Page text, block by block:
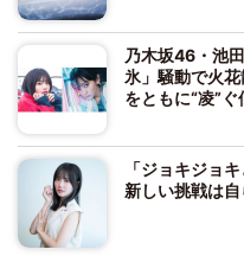
乃木坂46・池
氷」騒動で火
をともに“凌”
「ジョキジョ
新しい挑戦は